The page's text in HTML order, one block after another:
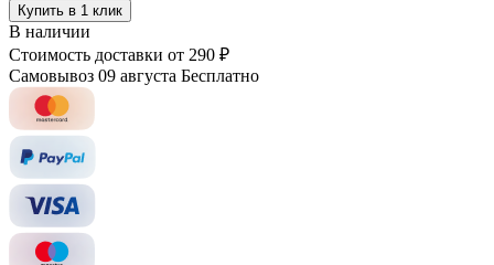
Купить в 1 клик
В наличии
Стоимость доставки от 290 ₽
Самовывоз 09 августа Бесплатно